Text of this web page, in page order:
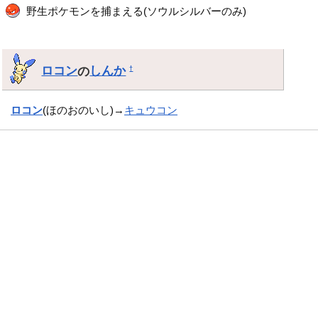
野生ポケモンを捕まえる(ソウルシルバーのみ)
ロコンのしんか †
ロコン(ほのおのいし)→ キュウコン